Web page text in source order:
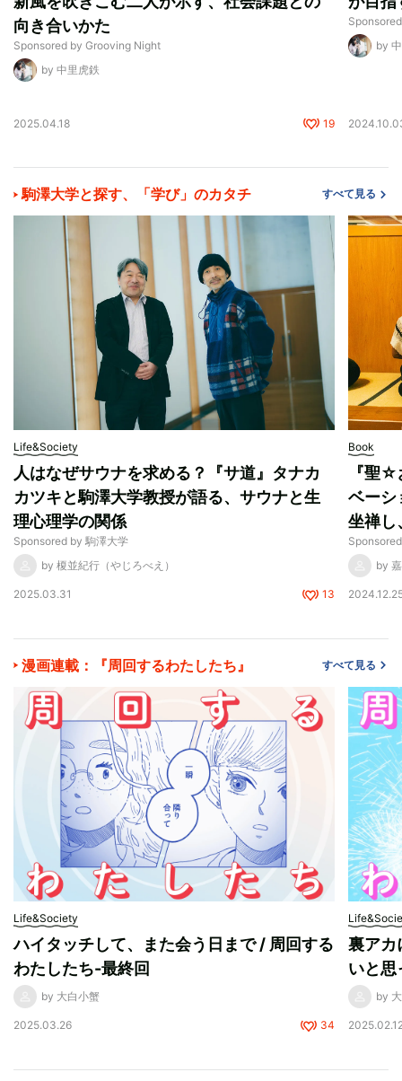
向き合いかた
Sponsored by Grooving Night
by 中里虎鉄
2025.04.18 19
by
駒澤大学と探す、「学び」のカタチ すべて見る
Life&Society
人はなぜサウナを求める？『サ道』タナカ
カツキと駒澤大学教授が語る、サウナと生
理心理学の関係
Sponsored by 駒澤大学
by 榎並紀行（やじろべえ）
2025.03.31 13
Book
『聖
ベーシ
坐禅し
by
漫画連載：『周回するわたしたち』 すべて見る
Life&Society
ハイタッチして、また会う日まで / 周回する
わたしたち-最終回
by 大白小蟹
2025.03.26 34
裏アカ
いと
by